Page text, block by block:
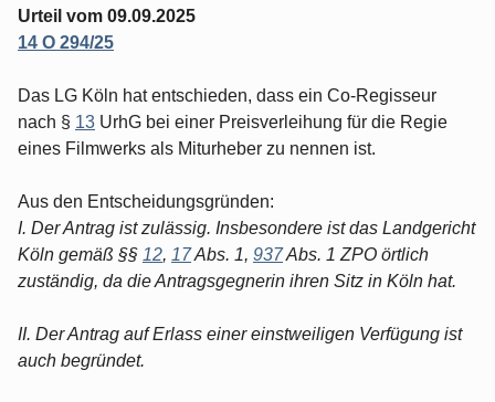
Urteil vom 09.09.2025
14 O 294/25
Das LG Köln hat entschieden, dass ein Co-Regisseur
nach § 13 UrhG bei einer Preisverleihung für die Regie
eines Filmwerks als Miturheber zu nennen ist.
Aus den Entscheidungsgründen:
I. Der Antrag ist zulässig. Insbesondere ist das Landgericht
Köln gemäß §§ 12, 17Abs. 1, 937Abs. 1 ZPO örtlich
zuständig, da die Antragsgegnerin ihren Sitz in Köln hat.
II. Der Antrag auf Erlass einer einstweiligen Verfügung ist
auch begründet.